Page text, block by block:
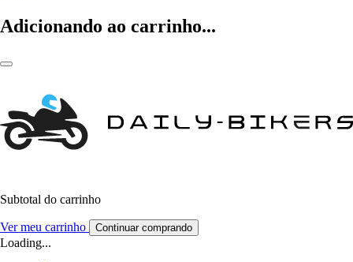
Adicionando ao carrinho...
Subtotal do carrinho
Ver meu carrinho Continuar comprando
Loading...